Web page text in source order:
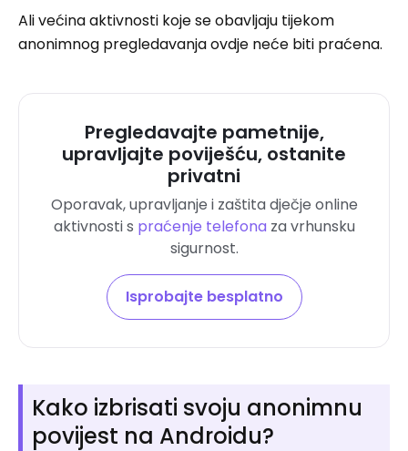
Ali većina aktivnosti koje se obavljaju tijekom
anonimnog pregledavanja ovdje neće biti praćena.
Pregledavajte pametnije,
upravljajte poviješću, ostanite
privatni
Oporavak, upravljanje i zaštita dječje online
aktivnosti s praćenje telefona za vrhunsku
sigurnost.
Isprobajte besplatno
Kako izbrisati svoju anonimnu
povijest na Androidu?